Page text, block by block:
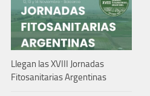
Llegan las XVIII Jornadas
Fitosanitarias Argentinas